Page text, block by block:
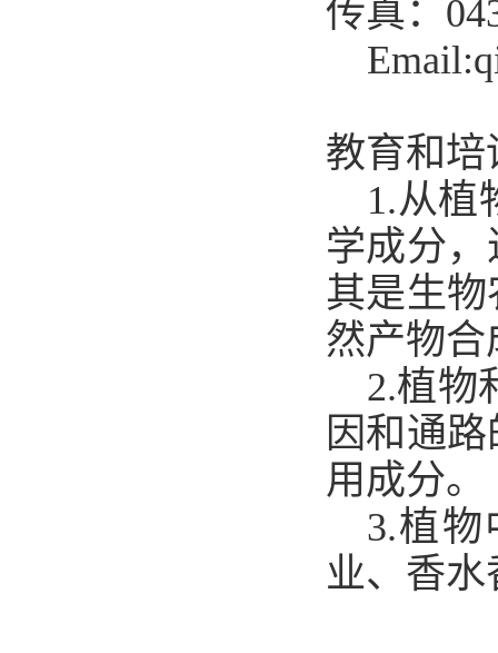
传真：
Email:
教育和培
1.从植
学成分
其是生物
然产物合
2.植物
因和通路
用成分。
3.植物
业、 香水